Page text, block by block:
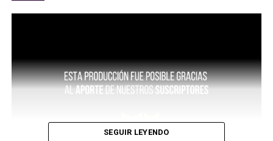
SEGUIR LEYENDO